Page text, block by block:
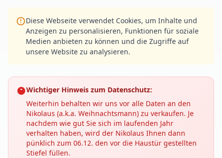
Diese Webseite verwendet Cookies, um Inhalte und
Anzeigen zu personalisieren, Funktionen für soziale
Medien anbieten zu können und die Zugriffe auf
unsere Website zu analysieren.
Wichtiger Hinweis zum Datenschutz:
Weiterhin behalten wir uns vor alle Daten an den
Nikolaus (a.k.a. Weihnachtsmann) zu verkaufen. Je
nachdem wie gut Sie sich im laufenden Jahr
verhalten haben, wird der Nikolaus Ihnen dann
pünklich zum 06.12. den vor die Haustür gestellten
Stiefel füllen.